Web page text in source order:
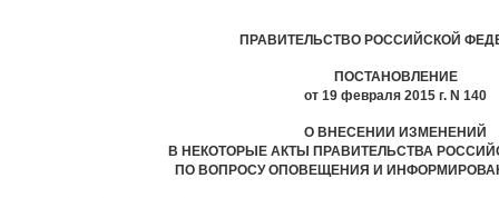
ПРАВИТЕЛЬСТВО РОССИЙСКОЙ
ПОСТАНОВЛЕНИЕ
от 19 февраля 2015 г. N 140
О ВНЕСЕНИИ ИЗМЕНЕНИЙ
В НЕКОТОРЫЕ АКТЫ ПРАВИТЕЛЬСТВА
ПО ВОПРОСУ ОПОВЕЩЕНИЯ И